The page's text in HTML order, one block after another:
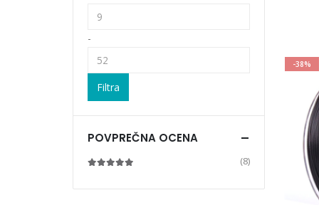
-38%
-
Filtra
POVPREČNA OCENA
(8)